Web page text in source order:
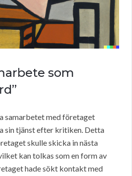
som
samarbetet med företaget
sin tjänst efter kritiken. Detta
skulle skicka in nästa
kan tolkas som en form av
hade sökt kontakt med